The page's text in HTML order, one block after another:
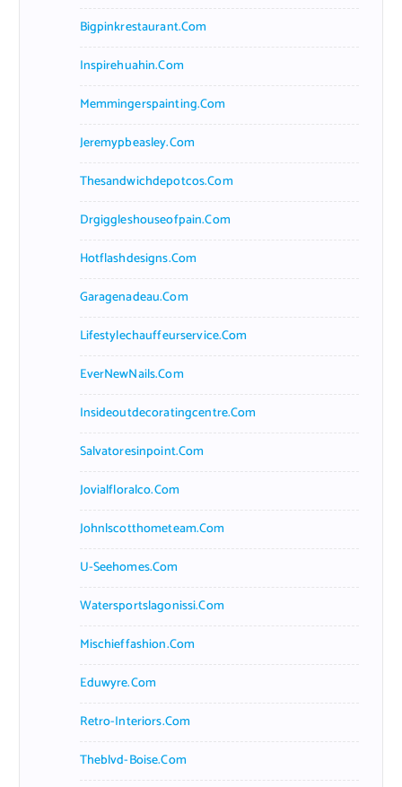
Bigpinkrestaurant.com
Inspirehuahin.com
Memmingerspainting.com
Jeremypbeasley.com
Thesandwichdepotcos.com
Drgiggleshouseofpain.com
Hotflashdesigns.com
Garagenadeau.com
Lifestylechauffeurservice.com
EverNewNails.com
Insideoutdecoratingcentre.com
Salvatoresinpoint.com
Jovialfloralco.com
Johnlscotthometeam.com
U-Seehomes.com
Watersportslagonissi.com
Mischieffashion.com
Eduwyre.com
Retro-Interiors.com
Theblvd-Boise.com